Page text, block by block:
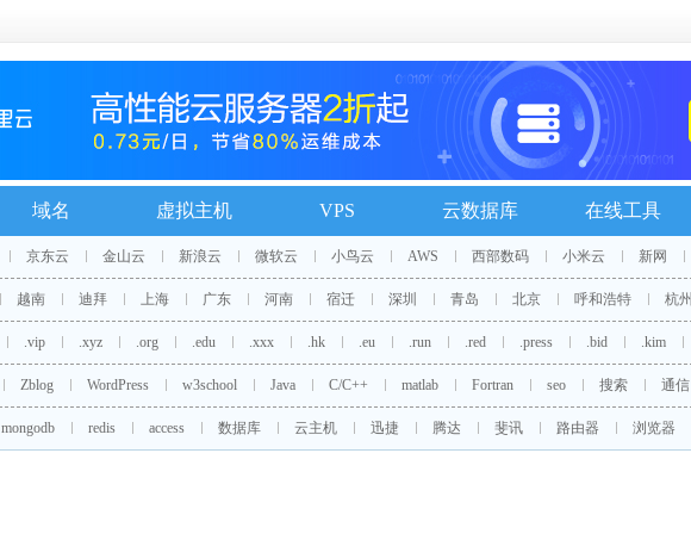
域名 虚拟主机 VPS 云数据库 在线工具
京东云 金山云 新浪云 微软云 小鸟云 AWS 西部数码 小米云 新网
越南 迪拜 上海 广东 河南 宿迁 深圳 青岛 北京 呼和浩特 杭州
.vip .xyz .org .edu .xxx .hk .eu .run .red .press .bid .kim
Zblog WordPress w3school Java C/C++ matlab Fortran seo 搜索 通信
mongodb redis access 数据库 云主机 迅捷 腾达 斐讯 路由器 浏览器